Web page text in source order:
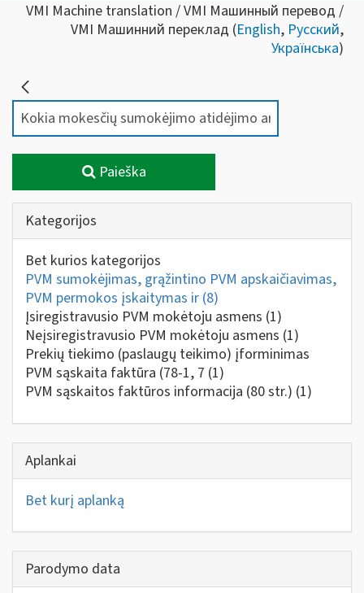
VMI Machine translation / VMI Машинный перевод /
VMI Машинний переклад (English, Русский,
Українська)
Paieška
Kategorijos
Bet kurios kategorijos
PVM sumokėjimas, grąžintino PVM apskaičiavimas,
PVM permokos įskaitymas ir (8)
Įsiregistravusio PVM mokėtoju asmens (1)
Neįsiregistravusio PVM mokėtoju asmens (1)
Prekių tiekimo (paslaugų teikimo) įforminimas
PVM sąskaita faktūra (78-1, 7 (1)
PVM sąskaitos faktūros informacija (80 str.) (1)
Aplankai
Bet kurį aplanką
Parodymo data